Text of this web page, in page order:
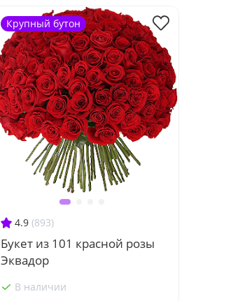
4.9 (893)
Букет из 101 красной розы
Эквадор
В наличии
Крупный бутон